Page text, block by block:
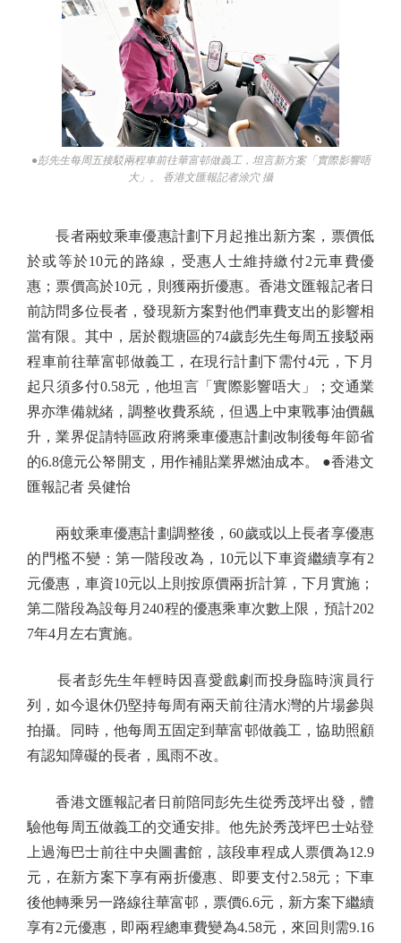
●彭先生每周五接駁兩程車前往華富邨做義工，坦言新方案「實際影響唔
大」。 香港文匯報記者涂穴 攝
長者兩蚊乘車優惠計劃下月起推出新方案，票價低
於或等於10元的路線，受惠人士維持繳付2元車費優
惠；票價高於10元，則獲兩折優惠。香港文匯報記者日
前訪問多位長者，發現新方案對他們車費支出的影響相
當有限。其中，居於觀塘區的74歲彭先生每周五接駁兩
程車前往華富邨做義工，在現行計劃下需付4元，下月
起只須多付0.58元，他坦言「實際影響唔大」；交通業
界亦準備就緒，調整收費系統，但遇上中東戰事油價飆
升，業界促請特區政府將乘車優惠計劃改制後每年節省
的6.8億元公帑開支，用作補貼業界燃油成本。 ●香港文
匯報記者 吳健怡
兩蚊乘車優惠計劃調整後，60歲或以上長者享優惠
的門檻不變：第一階段改為，10元以下車資繼續享有2
元優惠，車資10元以上則按原價兩折計算，下月實施；
第二階段為設每月240程的優惠乘車次數上限，預計202
7年4月左右實施。
長者彭先生年輕時因喜愛戲劇而投身臨時演員行
列，如今退休仍堅持每周有兩天前往清水灣的片場參與
拍攝。同時，他每周五固定到華富邨做義工，協助照顧
有認知障礙的長者，風雨不改。
香港文匯報記者日前陪同彭先生從秀茂坪出發，體
驗他每周五做義工的交通安排。他先於秀茂坪巴士站登
上過海巴士前往中央圖書館，該段車程成人票價為12.9
元，在新方案下享有兩折優惠、即要支付2.58元；下車
後他轉乘另一路線往華富邨，票價6.6元，新方案下繼續
享有2元優惠，即兩程總車費變為4.58元，來回則需9.16